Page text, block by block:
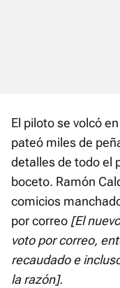
El piloto se volcó
pateó miles de
detalles de todo el
boceto. Ramón
comicios
por correo [El
voto por correo,
recaudado e
la razón].